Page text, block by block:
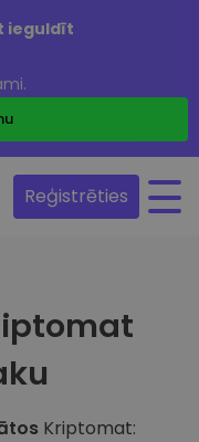
ieguldīt
Reģistrēties
Kriptomat: